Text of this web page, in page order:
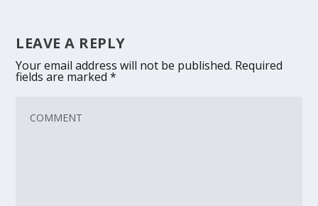
LEAVE A REPLY
Your email address will not be published. Required
fields are marked*